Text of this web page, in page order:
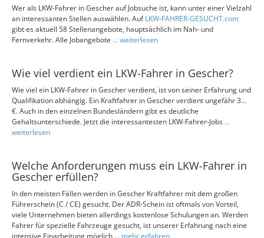
Wer als LKW-Fahrer in Gescher auf Jobsuche ist, kann unter einer Vielzahl
an interessanten Stellen auswählen. AufLKW-FAHRER-GESUCHT.com
gibt es aktuell 58 Stellenangebote, hauptsächlich im Nah- und
Fernverkehr. Alle Jobangebote ... weiterlesen
Wie viel verdient ein LKW-Fahrer in Gescher?
Wie viel ein LKW-Fahrer in Gescher verdient, ist von seiner Erfahrung und
Qualifikation abhängig. Ein Kraftfahrer in Gescher verdient ungefähr 3...
€. Auch in den einzelnen Bundesländern gibt es deutliche
Gehaltsunterschiede. Jetzt die interessantesten LKW-Fahrer-Jobs ...
weiterlesen
Welche Anforderungen muss ein LKW-Fahrer in
Gescher erfüllen?
In den meisten Fällen werden in Gescher Kraftfahrer mit dem großen
Führerschein (C / CE) gesucht. Der ADR-Schein ist oftmals von Vorteil,
viele Unternehmen bieten allerdings kostenlose Schulungen an. Werden
Fahrer für spezielle Fahrzeuge gesucht, ist unserer Erfahrung nach eine
intensive Einarbeitung möglich ... mehr erfahren